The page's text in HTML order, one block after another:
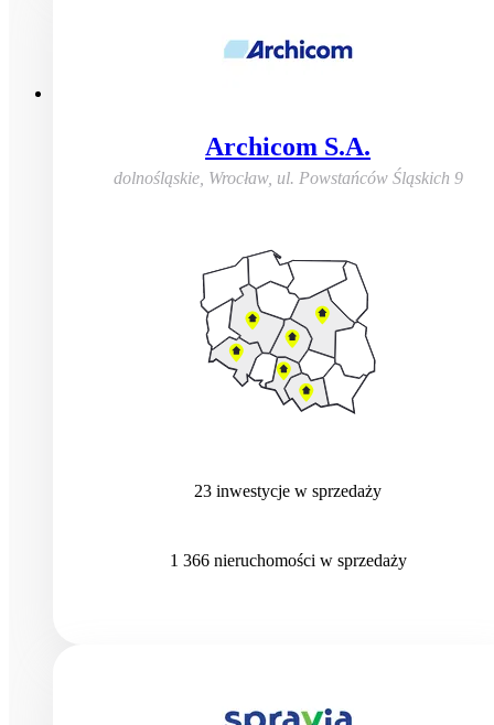
Archicom S.A.
dolnośląskie, Wrocław, ul. Powstańców Śląskich 9
23 inwestycje w sprzedaży
1 366 nieruchomości w sprzedaży